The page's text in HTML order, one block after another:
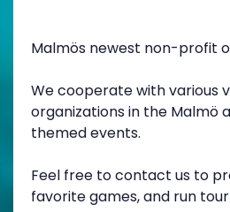
Malmös newest non-profit
We cooperate with various
organizations in the Malmö
themed events.
Feel free to contact us to
favorite games, and run